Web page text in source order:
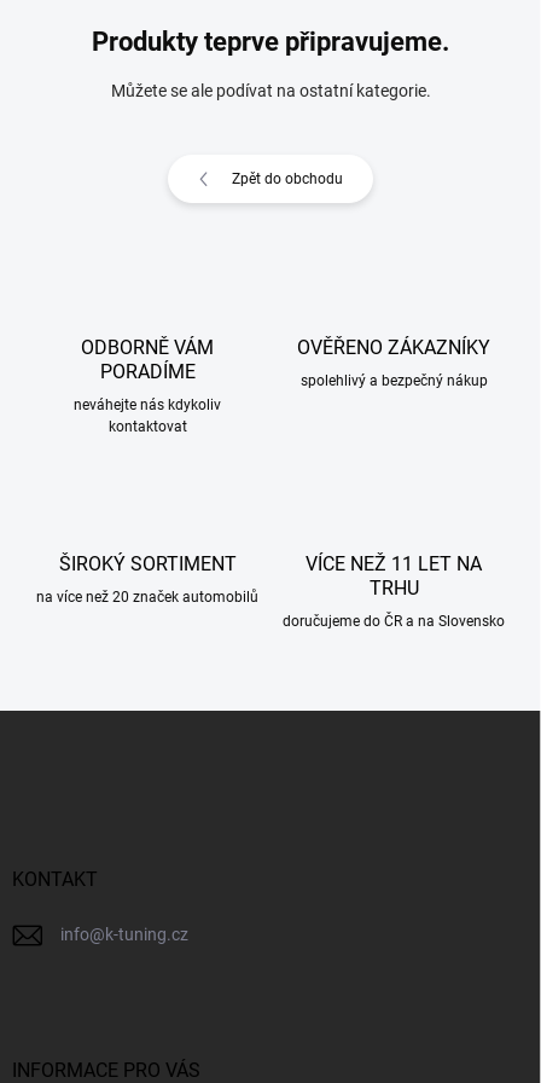
Produkty teprve připravujeme.
Můžete se ale podívat na ostatní kategorie.
Zpět do obchodu
ODBORNĚ VÁM
PORADÍME
neváhejte nás kdykoliv
kontaktovat
OVĚŘENO ZÁKAZNÍKY
spolehlivý a bezpečný nákup
ŠIROKÝ SORTIMENT
na více než 20 značek automobilů
VÍCE NEŽ 11 LET NA
TRHU
doručujeme do ČR a na Slovensko
KONTAKT
info@k-tuning.cz
INFORMACE PRO VÁS